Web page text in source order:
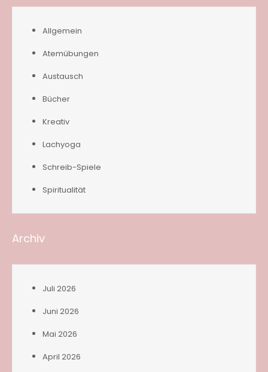
Allgemein
Atemübungen
Austausch
Bücher
Kreativ
Lachyoga
Schreib-Spiele
Spiritualität
Archiv
Juli 2026
Juni 2026
Mai 2026
April 2026